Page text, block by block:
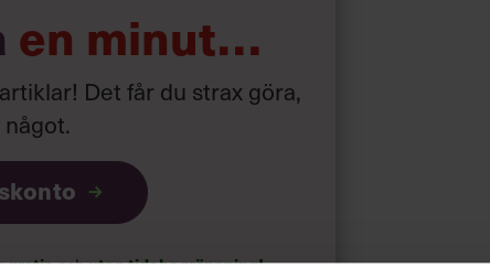
tåget
det oftast också mer pengar
för dig.
en minut…
Det får du strax göra,
.
gratisochutan tidsbegränsning!